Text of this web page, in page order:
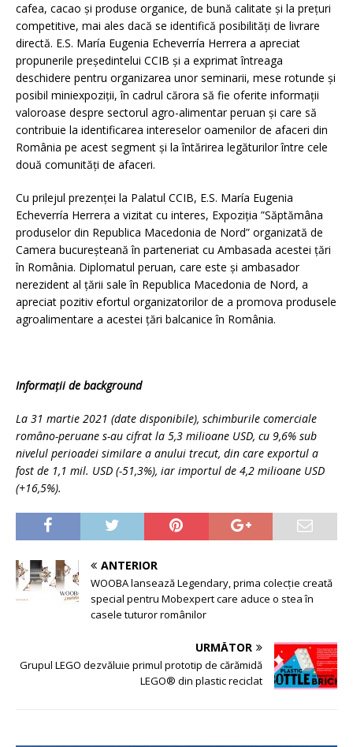
cafea, cacao şi produse organice, de bună calitate şi la preţuri
competitive, mai ales dacă se identifică posibilităţi de livrare
directă. E.S. María Eugenia Echeverría Herrera a apreciat
propunerile președintelui CCIB și a exprimat întreaga
deschidere pentru organizarea unor seminarii, mese rotunde și
posibil miniexpoziții, în cadrul cărora să fie oferite informaţii
valoroase despre sectorul agro-alimentar peruan şi care să
contribuie la identificarea intereselor oamenilor de afaceri din
România pe acest segment şi la întărirea legăturilor între cele
două comunităţi de afaceri.
Cu prilejul prezenței la Palatul CCIB, E.S. María Eugenia
Echeverría Herrera a vizitat cu interes, Expoziția ”Săptămâna
produselor din Republica Macedonia de Nord” organizată de
Camera bucureșteană în parteneriat cu Ambasada acestei țări
în România. Diplomatul peruan, care este și ambasador
nerezident al țării sale în Republica Macedonia de Nord, a
apreciat pozitiv efortul organizatorilor de a promova produsele
agroalimentare a acestei țări balcanice în România.
Informații de background
La 31 martie 2021 (date disponibile), schimburile comerciale
româno-peruane s-au cifrat la 5,3 milioane USD, cu 9,6% sub
nivelul perioadei similare a anului trecut, din care exportul a
fost de 1,1 mil. USD (-51,3%), iar importul de 4,2 milioane USD
(+16,5%).
ANTERIOR
WOOBA lansează Legendary, prima colecție creată
special pentru Mobexpert care aduce o stea în
casele tuturor românilor
URMĂTOR
Grupul LEGO dezvăluie primul prototip de cărămidă
LEGO® din plastic reciclat